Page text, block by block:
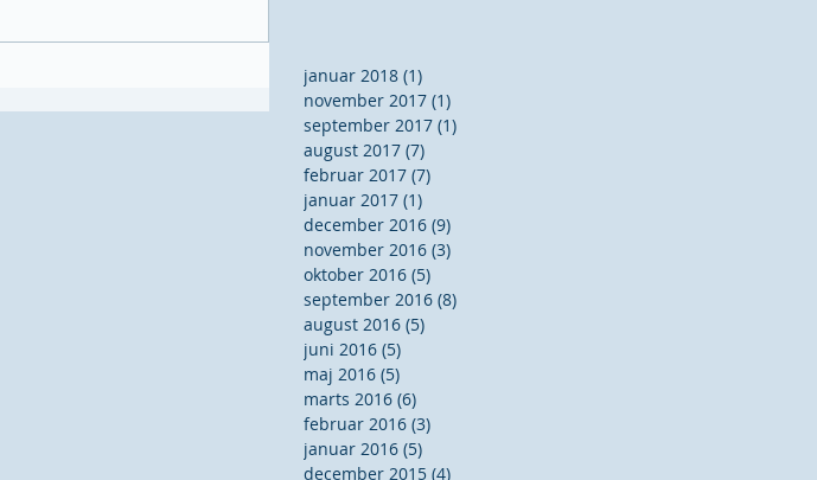
januar 2018 (1)
november 2017 (1)
september 2017 (1)
august 2017 (7)
februar 2017 (7)
januar 2017 (1)
december 2016 (9)
november 2016 (3)
oktober 2016 (5)
september 2016 (8)
august 2016 (5)
juni 2016 (5)
maj 2016 (5)
marts 2016 (6)
februar 2016 (3)
januar 2016 (5)
december 2015 (4)